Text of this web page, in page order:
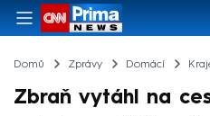
Domů Zprávy Domácí
Zbraň vytáhl na